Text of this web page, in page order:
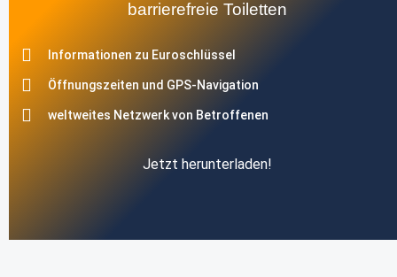
barrierefreie Toiletten
Informationen zu Euroschlüssel
Öffnungszeiten und GPS-Navigation
weltweites Netzwerk von Betroffenen
Jetzt herunterladen!